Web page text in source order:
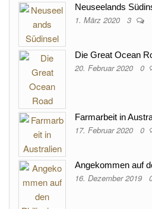
Neuseelands
1. März 2020 3
Die Great Ocean
20. Februar 2020 0
Farmarbeit in
17. Februar 2020 0
Angekommen auf
16. Dezember 2019